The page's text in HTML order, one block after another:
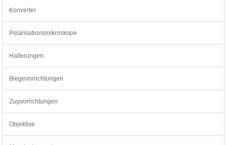
Konverter
Polarisationsmikroskope
Halterungen
Biegevorrichtungen
Zugvorrichtungen
Objektive